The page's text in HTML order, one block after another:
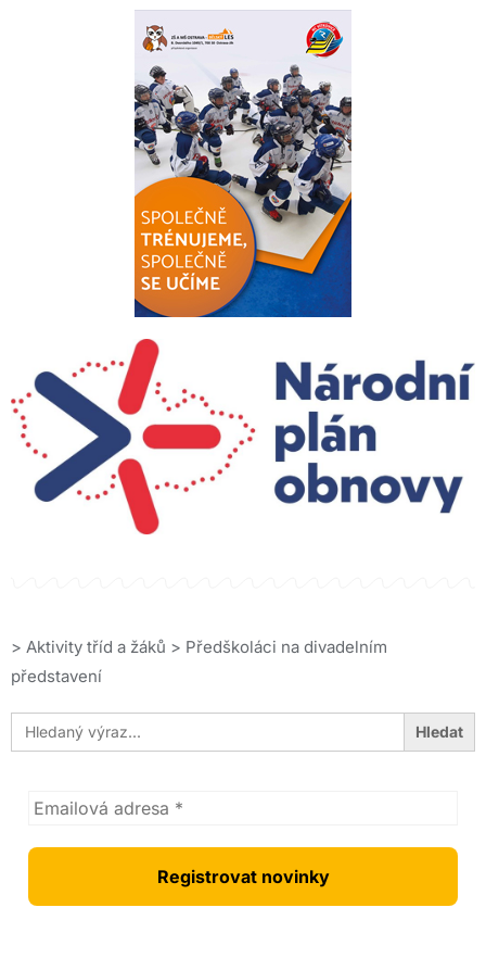
> Aktivity tříd a žáků > Předškoláci na divadelním
představení
Search
for: